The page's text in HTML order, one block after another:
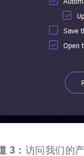
3： 访问我们的